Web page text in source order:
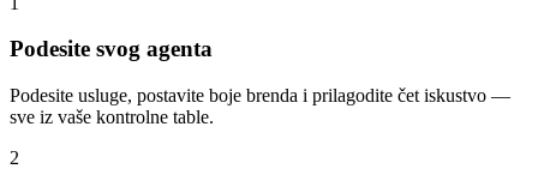
Podesite svog agenta
Podesite usluge, postavite boje brenda i prilagodite čet iskustvo —
sve iz vaše kontrolne table.
2